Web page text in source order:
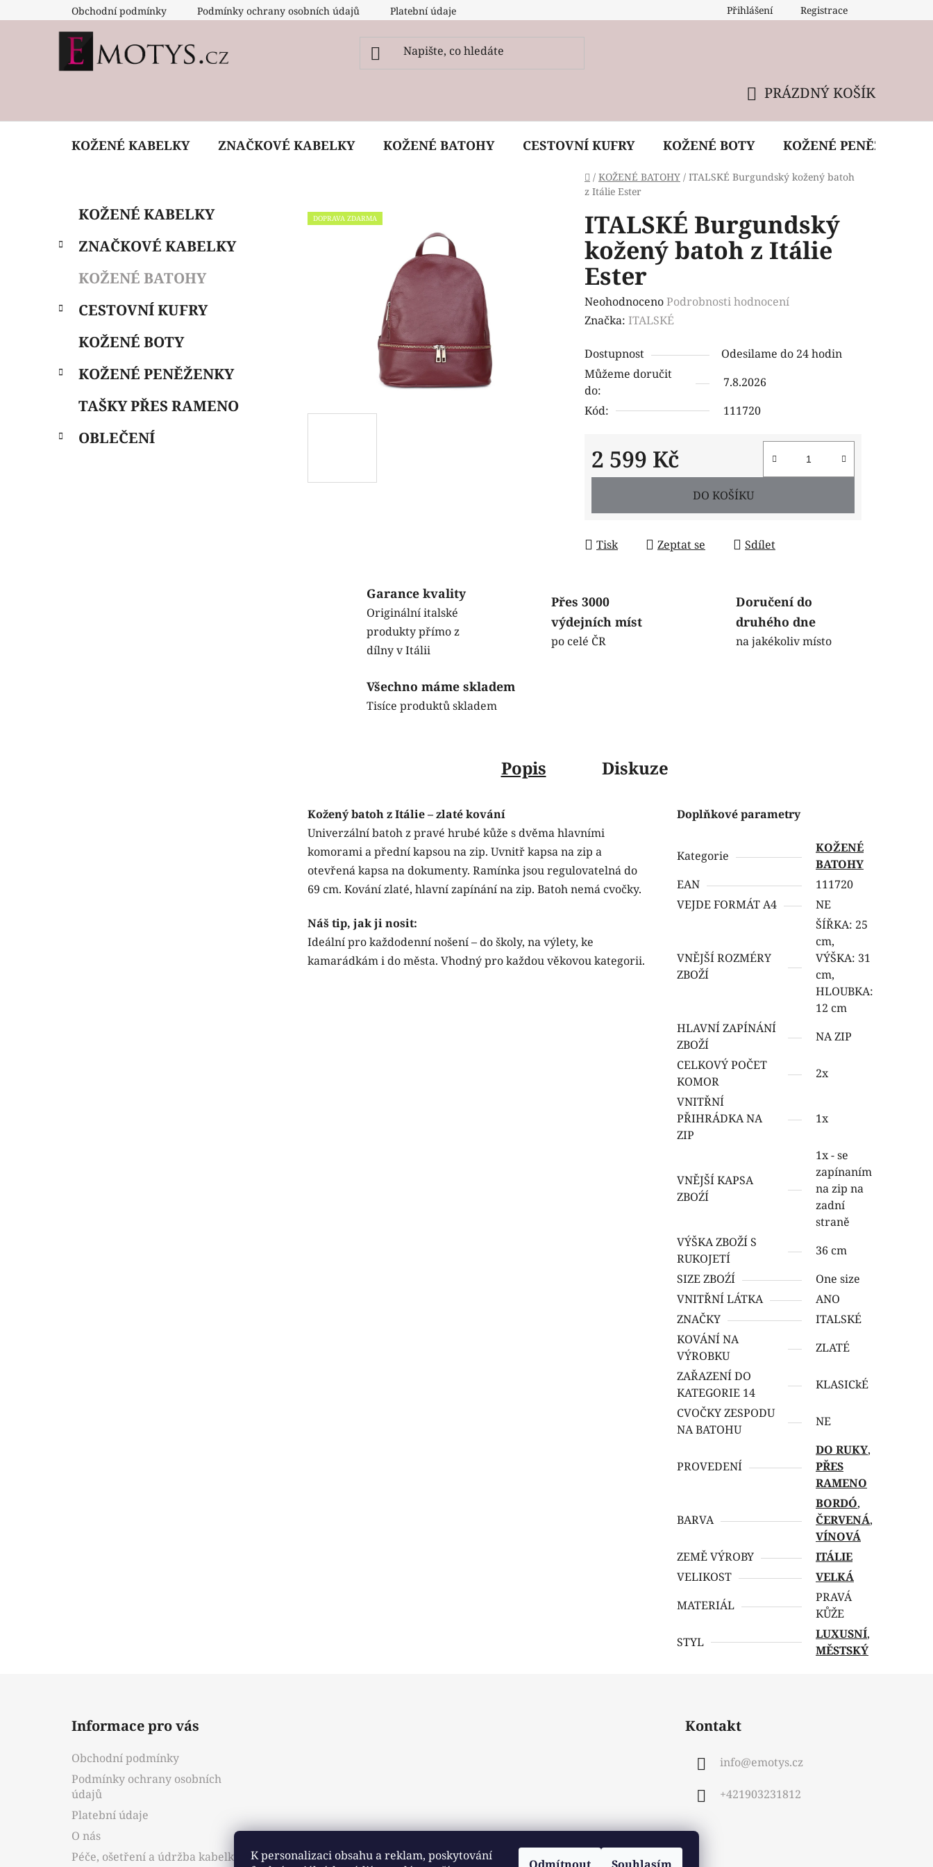
K personalizaci obsahu a reklam, poskytování
na
Obchodní podmínky Podmínky ochrany osobních údajů Platební údaje Reklamační podmínky
Přihlášení Registrace
KOŠÍK
PRÁZDNÝ KOŠÍK
KOŽENÉ KABELKY ZNAČKOVÉ KABELKY KOŽENÉ BATOHY CESTOVNÍ KUFRY KOŽENÉ BOTY KOŽENÉ PENĚŽENKY
Domů
/ KOŽENÉ BATOHY / ITALSKÉ Burgundský kožený batoh
z Itálie Ester
s
n
p
l
Přeskočit
kategorie
e
i
KOŽENÉ KABELKY
ZNAČKOVÉ KABELKY
KOŽENÉ BATOHY
CESTOVNÍ KUFRY
KOŽENÉ BOTY
KOŽENÉ PENĚŽENKY
TAŠKY PŘES RAMENO
OBLEČENÍ
ITALSKÉ Burgundský
kožený batoh z Itálie
Ester
Průměrné
hodnocení
je
0,0
z
5
NeohodnocenoPodrobnosti hodnocení
Značka: ITALSKÉ
Dostupnost
Odesilame do 24 hodin
Můžeme doručit
do:
7.8.2026
Kód:
111720
2 599 Kč
Měrná cena:
DO KOŠÍKU
Tisk Zeptat se Sdílet
DOPRAVA ZDARMA
Garance kvality
Originální italské
produkty přímo z
dílny v Itálii
Přes 3000
výdejních míst
po celé ČR
Doručení do
druhého dne
na jakékoliv místo
Všechno máme skladem
Tisíce produktů skladem
Popis Diskuze
Kožený batoh z Itálie – zlaté kování
Univerzální batoh z pravé hrubé kůže s dvěma hlavními
komorami a přední kapsou na zip. Uvnitř kapsa na zip a
otevřená kapsa na dokumenty. Ramínka jsou regulovatelná do
69 cm. Kování zlaté, hlavní zapínání na zip. Batoh nemá cvočky.
Náš tip, jak ji nosit:
Ideální pro každodenní nošení – do školy, na výlety, ke
kamarádkám i do města. Vhodný pro každou věkovou kategorii.
Doplňkové parametry
Kategorie
KOŽENÉ
BATOHY
EAN
111720
VEJDE FORMÁT A4
NE
VNĚJŠÍ ROZMÉRY
ZBOŽÍ
ŠÍŘKA: 25
cm,
VÝŠKA: 31
cm,
HLOUBKA:
12 cm
HLAVNÍ ZAPÍNÁNÍ
ZBOŽÍ
NA ZIP
CELKOVÝ POČET
KOMOR
2x
VNITŘNÍ
PŘIHRÁDKA NA
ZIP
1x
VNĚJŠÍ KAPSA
ZBOŹÍ
1x - se
zapínaním
na zip na
zadní
straně
VÝŠKA ZBOŽÍ S
RUKOJETÍ
36 cm
SIZE ZBOŹÍ
One size
VNITŘNÍ LÁTKA
ANO
ZNAČKY
ITALSKÉ
KOVÁNÍ NA
VÝROBKU
ZLATÉ
ZAŘAZENÍ DO
KATEGORIE 14
KLASICkÉ
CVOČKY ZESPODU
NA BATOHU
NE
PROVEDENÍ
DO RUKY,
PŘES
RAMENO
BARVA
BORDÓ,
ČERVENÁ,
VÍNOVÁ
ZEMĚ VÝROBY
ITÁLIE
VELIKOST
VELKÁ
MATERIÁL
PRAVÁ
KŮŽE
STYL
LUXUSNÍ,
MĚSTSKÝ
Informace pro vás
Obchodní podmínky
Podmínky ochrany osobních
údajů
Platební údaje
O nás
Péče, ošetření a údržba kabelky
Kontakt
info@emotys.cz
+421903231812